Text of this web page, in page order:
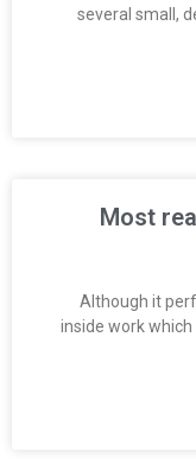
several small,
Most
Although it
inside work